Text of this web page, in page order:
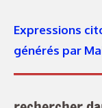
Expressions
générés par